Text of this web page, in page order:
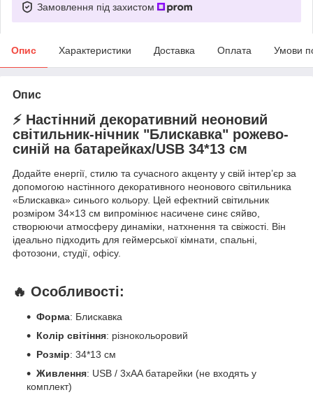
Замовлення під захистом
Опис Характеристики Доставка Оплата Умови
Опис
⚡ Настінний декоративний неоновий
світильник-нічник "Блискавка" рожево-
синій на батарейках/USB 34*13 см
Додайте енергії, стилю та сучасного акценту у свій інтер’єр за
допомогою настінного декоративного неонового світильника
«Блискавка» синього кольору. Цей ефектний світильник
розміром 34×13 см випромінює насичене синє сяйво,
створюючи атмосферу динаміки, натхнення та свіжості. Він
ідеально підходить для геймерської кімнати, спальні,
фотозони, студії, офісу.
🔥 Особливості:
Форма: Блискавка
Колір світіння: різнокольоровий
Розмір: 34*13 см
Живлення: USB / 3xAA батарейки (не входять у
комплект)